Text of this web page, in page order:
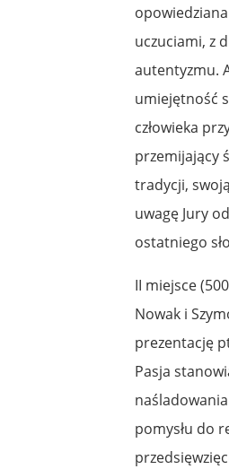
uczuciami, z
autentyzmu.
umiejętność
człowieka
przemijający
tradycji,
uwagę Jury
ostatniego
II miejsce
Nowak i
prezentację
Pasja
pomysłu do